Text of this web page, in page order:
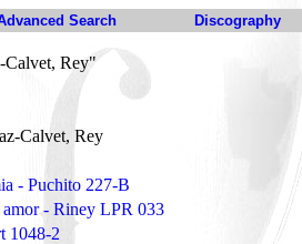
Search Discography
Rey"
Calvet, Rey
- Puchito 227-B
- Riney LPR 033
1048-2